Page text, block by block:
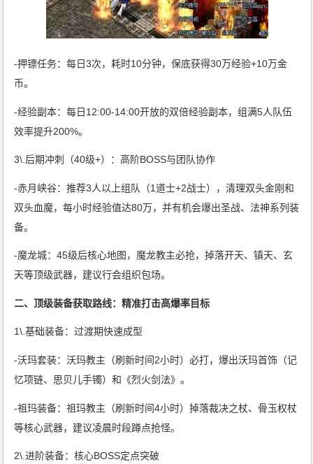
-押镖任务：每日3次，耗时10分钟，保底获得30万经验+10万金
币。
-经验副本：每日12:00-14:00开放的双倍经验副本，组满5人队伍
效率提升200%。
3\.后期冲刺（40级+）：高阶BOSS与团队协作
-赤月峡谷：推荐3人以上组队（1道士+2战士），清理双头金刚和
双头血魔，每小时经验值达80万，并有机会爆出圣战、法神系列装
备。
-魔龙城：45级后核心地图，魔龙教主必抢，掉落开天、镇天、玄
天等顶级武器，建议行会组织包场。
二、顶级装备获取路线：精准打击高爆率目标
1\.基础装备：过渡期快速成型
-沃玛套装：沃玛教主（刷新时间2小时）必打，爆出沃玛首饰（记
忆项链、思贝儿手镯）和《烈火剑法》。
-祖玛装备：祖玛教主（刷新时间4小时）掉落裁决之杖、骨玉权杖
等核心武器，建议凌晨时段蹲点抢怪。
2\.进阶装备：核心BOSS定点突破